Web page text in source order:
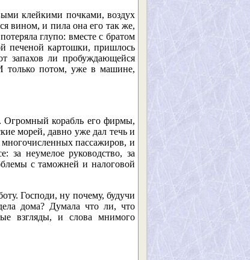
клейкими почками, воздух
вином, и пила она его так же,
глупо: вместе с братом
печеной картошки, пришлось
запахов ли пробуждающейся
только потом, уже в машине,
Огромный корабль его фирмы,
морей, давно уже дал течь и
многочисленных пассажиров, и
за неумелое руководство, за
с таможней и налоговой
Господи, ну почему, будучи
дома? Думала что ли, что
взгляды, и слова мнимого